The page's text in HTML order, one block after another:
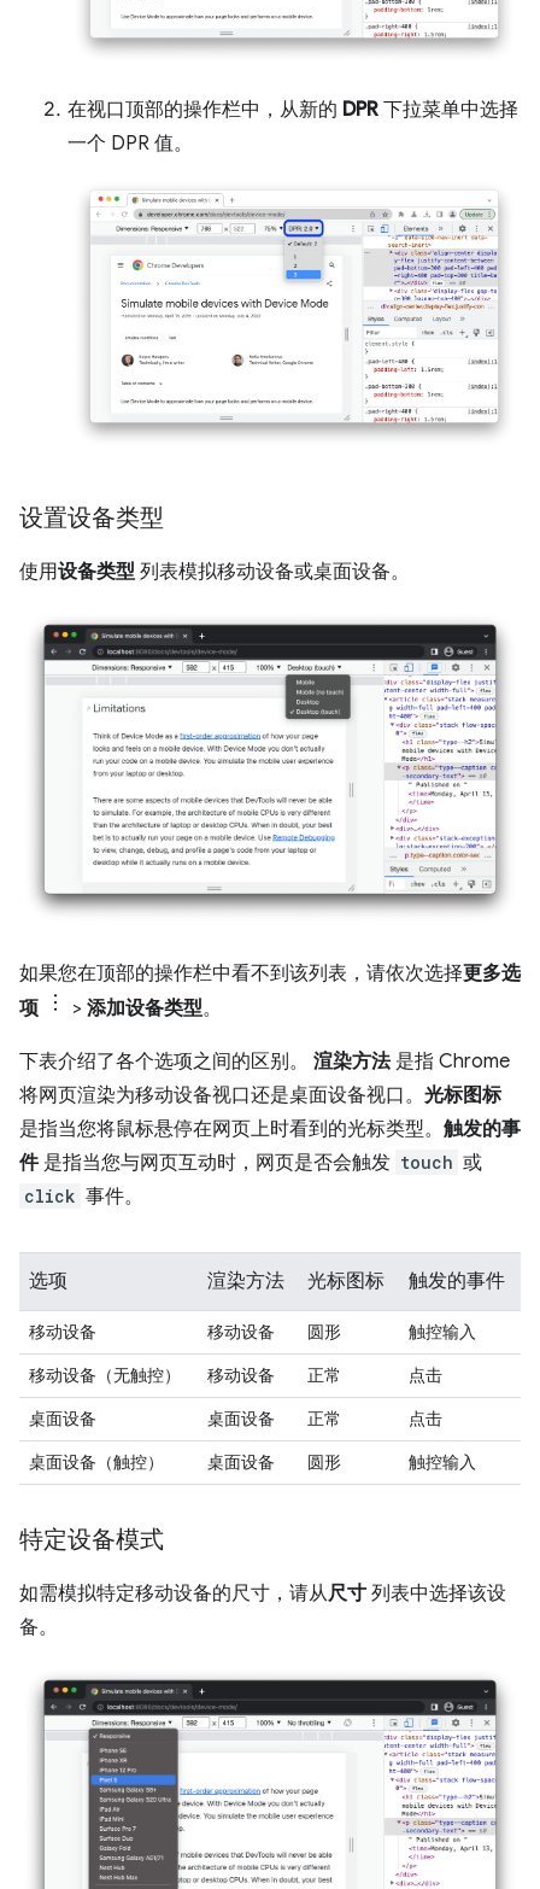
在视口顶部的操作栏中，从新的 DPR 下拉菜单中选择
一个 DPR 值。
设置设备类型
使用设备类型 列表模拟移动设备或桌面设备。
如果您在顶部的操作栏中看不到该列表，请依次选择更多选
项
> 添加设备类型。
下表介绍了各个选项之间的区别。 渲染方法是指 Chrome
将网页渲染为移动设备视口还是桌面设备视口。 光标图标
是指当您将鼠标悬停在网页上时看到的光标类型。 触发的事
件是指当您与网页互动时，网页是否会触发 touch 或
click 事件。
选项 渲染方法 光标图标 触发的事件
移动设备 移动设备 圆形
触控输入
移动设备（无触控）
移动设备 正常
点击
桌面设备
桌面设备 正常
点击
桌面设备（触控）
桌面设备 圆形 触控输入
特定设备模式
如需模拟特定移动设备的尺寸，请从尺寸 列表中选择该设
备。